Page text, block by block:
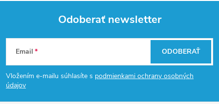
Z
á
p
Odoberať newsletter
Email
Vložením e-mailu súhlasíte s podmienkami ochrany osobných
údajov
ODOBERAŤ